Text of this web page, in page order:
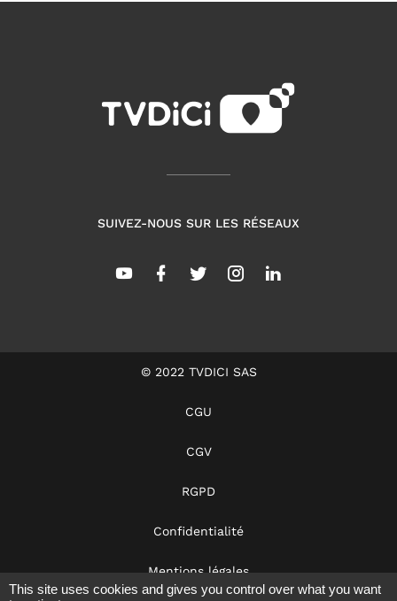
SUIVEZ-NOUS SUR LES RÉSEAUX
© 2022 TVDICI SAS
CGU
CGV
RGPD
Confidentialité
Mentions légales
This site uses cookies and gives you control over what you want